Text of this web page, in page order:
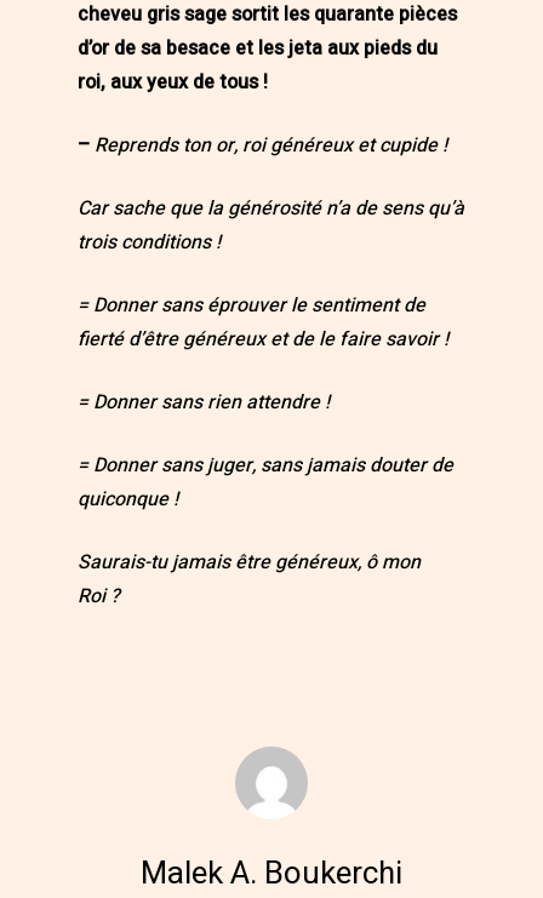
cheveu gris sage sortit les quarante pièces
d’or de sa besace et les jeta aux pieds du
roi, aux yeux de tous !
– Reprends ton or, roi généreux et cupide !
Car sache que la générosité n’a de sens qu’à
trois conditions !
= Donner sans éprouver le sentiment de
fierté d’être généreux et de le faire savoir !
= Donner sans rien attendre !
= Donner sans juger, sans jamais douter de
quiconque !
Saurais-tu jamais être généreux, ô mon
Roi ?
Malek A. Boukerchi